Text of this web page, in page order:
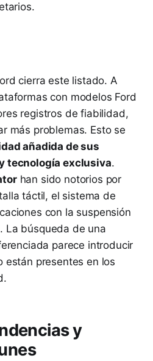
cierra este listado. A
con modelos Ford
registros de fiabilidad,
más problemas. Esto se
añadida de sus
tecnología exclusiva.
han sido notorios por
táctil, el sistema de
con la suspensión
La búsqueda de una
parece introducir
están presentes en los
y